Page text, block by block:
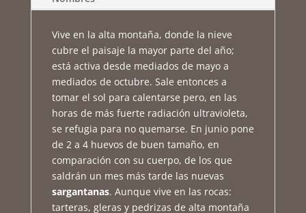
Vive en la alta montaña, donde la nieve
cubre el paisaje la mayor parte del año;
está activa desde mediados de mayo a
mediados de octubre. Sale entonces a
tomar el sol para calentarse pero, en las
horas de más fuerte radiación ultravioleta,
se refugia para no quemarse. En junio pone
de 2 a 4 huevos de buen tamaño, en
comparación con su cuerpo, de los que
saldrán un mes más tarde las nuevas
sargantanas. Aunque vive en las rocas:
tarteras, gleras y pedrizas de alta montaña